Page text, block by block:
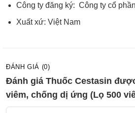
Công ty đăng ký: Công ty cổ
Xuất xứ: Việt Nam
ĐÁNH GIÁ (0)
Đánh giá Thuốc Cestasin
viêm, chống dị ứng (Lọ 500